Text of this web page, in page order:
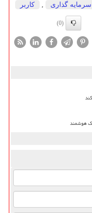
سرمایه گذاری كاربر
(0)
هوشمند